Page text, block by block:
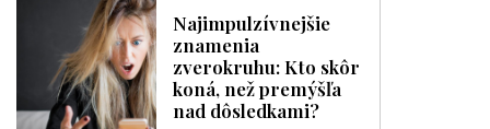
Najimpulzívnejšie
znamenia
zverokruhu: Kto skôr
koná, než premýšľa
nad dôsledkami?